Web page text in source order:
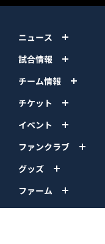
ニュース
試合情報
チーム情報
チケット
イベント
ファンクラブ
グッズ
ファーム
エンタメ